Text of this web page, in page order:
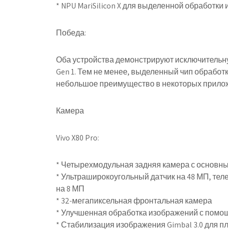
* NPU MariSilicon X для выделенной обработки
Победа:
Оба устройства демонстрируют
Gen 1. Тем не менее, выделенный чип
небольшое преимущество в некоторых
Камера
Vivo X80 Pro:
* Четырехмодульная задняя камера с
* Ультраширокоугольный датчик на 48 МП,
на 8 МП
* 32-мегапиксельная фронтальная камера
* Улучшенная обработка изображений с
* Стабилизация изображения Gimbal 3.0 для